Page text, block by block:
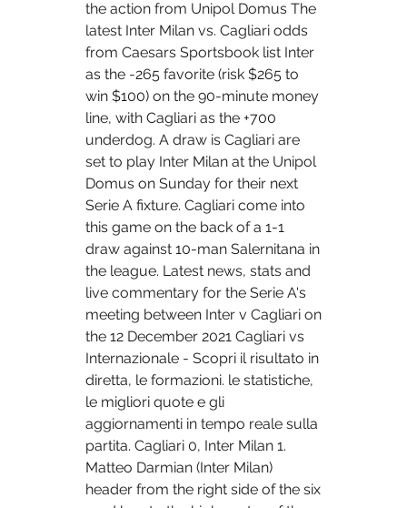
the action from Unipol Domus The
latest Inter Milan vs. Cagliari odds
from Caesars Sportsbook list Inter
as the -265 favorite (risk $265 to
win $100) on the 90-minute money
line, with Cagliari as the +700
underdog. A draw is Cagliari are
set to play Inter Milan at the Unipol
Domus on Sunday for their next
Serie A fixture. Cagliari come into
this game on the back of a 1-1
draw against 10-man Salernitana in
the league. Latest news, stats and
live commentary for the Serie A's
meeting between Inter v Cagliari on
the 12 December 2021 Cagliari vs
Internazionale - Scopri il risultato in
diretta, le formazioni. le statistiche,
le migliori quote e gli
aggiornamenti in tempo reale sulla
partita. Cagliari 0, Inter Milan 1.
Matteo Darmian (Inter Milan)
header from the right side of the six